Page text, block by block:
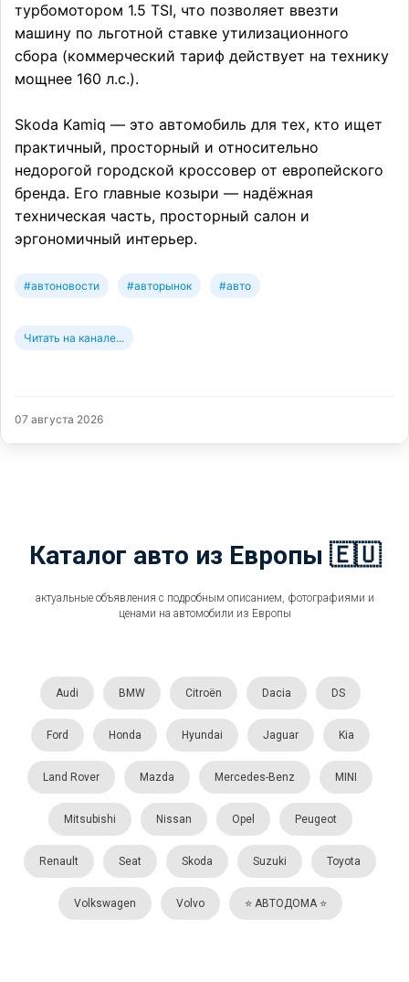
турбомотором 1.5 TSI, что позволяет ввезти
машину по льготной ставке утилизационного
сбора (коммерческий тариф действует на технику
мощнее 160 л.с.).
Skoda Kamiq — это автомобиль для тех, кто ищет
практичный, просторный и относительно
недорогой городской кроссовер от европейского
бренда. Его главные козыри — надёжная
техническая часть, просторный салон и
эргономичный интерьер.
#автоновости #авторынок #авто
Читать на канале...
07 августа 2026
Каталог авто из Европы 🇪🇺
актуальные объявления с подробным описанием, фотографиями и
ценами на автомобили из Европы
Audi BMW Citroën Dacia DS
Ford Honda Hyundai Jaguar Kia
Land Rover Mazda Mercedes-Benz MINI
Mitsubishi Nissan Opel Peugeot
Renault Seat Skoda Suzuki Toyota
Volkswagen Volvo ⭐️ АВТОДОМА ⭐️